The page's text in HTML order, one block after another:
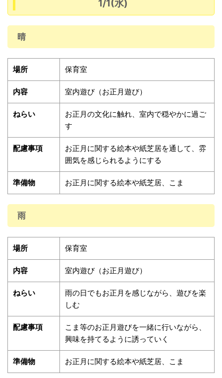
1/1(水)
晴
場所 保育室
内容 室内遊び（お正月遊び）
ねらい
お正月の文化に触れ、室内で穏やかに過ご
す
配慮事項
お正月に関する絵本や紙芝居を通して、雰
囲気を感じられるようにする
準備物 お正月に関する絵本や紙芝居、こま
雨
場所 保育室
内容 室内遊び（お正月遊び）
ねらい
雨の日でもお正月を感じながら、遊びを楽
しむ
配慮事項
こま等のお正月遊びを一緒に行いながら、
興味を持てるように誘っていく
準備物 お正月に関する絵本や紙芝居、こま